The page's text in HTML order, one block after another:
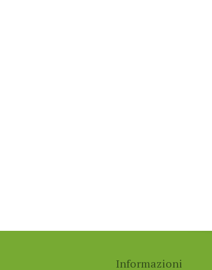
Informazioni